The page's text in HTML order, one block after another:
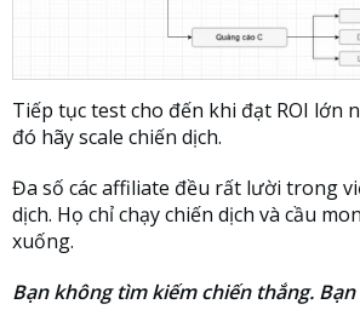
Tiếp tục test cho đến khi đạt ROI lớn
đó hãy scale chiến dịch.
Đa số các affiliate đều rất lười trong
dịch. Họ chỉ chạy chiến dịch và cầu
xuống.
Bạn không tìm kiếm chiến thắng.